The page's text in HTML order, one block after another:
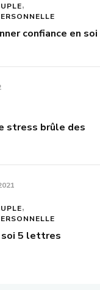
confiance en soi
stress brûle des
soi 5 lettres